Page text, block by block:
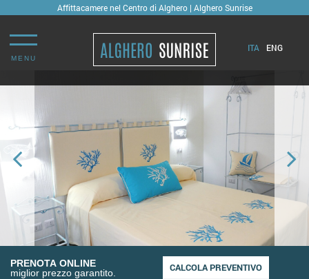
MENU
Affittacamere nel Centro di Alghero | Alghero Sunrise
ITA ENG
PRENOTA ONLINE
miglior prezzo garantito.